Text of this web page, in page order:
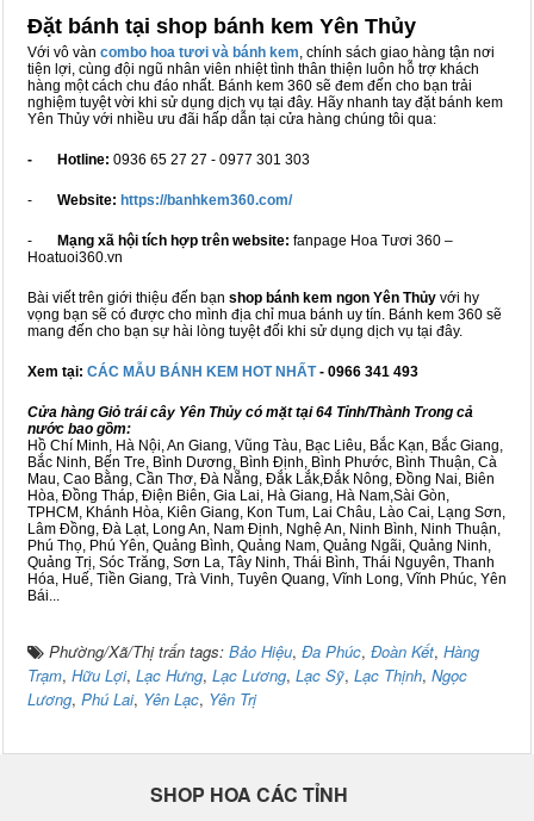
Đặt bánh tại shop bánh kem Yên Thủy
Với vô vàn combo hoa tươi và bánh kem, chính sách giao hàng tận nơi
tiện lợi, cùng đội ngũ nhân viên nhiệt tình thân thiện luôn hỗ trợ khách
hàng một cách chu đáo nhất. Bánh kem 360 sẽ đem đến cho bạn trải
nghiệm tuyệt vời khi sử dụng dịch vụ tại đây. Hãy nhanh tay đặt bánh kem
Yên Thủy với nhiều ưu đãi hấp dẫn tại cửa hàng chúng tôi qua:
- Hotline: 0936 65 27 27 - 0977 301 303
- Website: https://banhkem360.com/
- Mạng xã hội tích hợp trên website: fanpage Hoa Tươi 360 –
Hoatuoi360.vn
Bài viết trên giới thiệu đến bạn shop bánh kem ngon Yên Thủy với hy
vọng bạn sẽ có được cho mình địa chỉ mua bánh uy tín. Bánh kem 360 sẽ
mang đến cho bạn sự hài lòng tuyệt đối khi sử dụng dịch vụ tại đây.
Xem tại: CÁC MẪU BÁNH KEM HOT NHẤT- 0966 341 493
Cửa hàng Giỏ trái cây Yên Thủy có mặt tại 64 Tỉnh/Thành Trong cả
nước bao gồm:
Hồ Chí Minh, Hà Nội, An Giang, Vũng Tàu, Bạc Liêu, Bắc Kạn, Bắc Giang,
Bắc Ninh, Bến Tre, Bình Dương, Bình Định, Bình Phước, Bình Thuận, Cà
Mau, Cao Bằng, Cần Thơ, Đà Nẵng, Đắk Lắk,Đắk Nông, Đồng Nai, Biên
Hòa, Đồng Tháp, Điện Biên, Gia Lai, Hà Giang, Hà Nam,Sài Gòn,
TPHCM, Khánh Hòa, Kiên Giang, Kon Tum, Lai Châu, Lào Cai, Lạng Sơn,
Lâm Đồng, Đà Lạt, Long An, Nam Định, Nghệ An, Ninh Bình, Ninh Thuận,
Phú Thọ, Phú Yên, Quảng Bình, Quảng Nam, Quảng Ngãi, Quảng Ninh,
Quảng Trị, Sóc Trăng, Sơn La, Tây Ninh, Thái Bình, Thái Nguyên, Thanh
Hóa, Huế, Tiền Giang, Trà Vinh, Tuyên Quang, Vĩnh Long, Vĩnh Phúc, Yên
Bái...
Phường/Xã/Thị trấn tags: Bảo Hiệu, Đa Phúc, Đoàn Kết, Hàng
Trạm, Hữu Lợi, Lạc Hưng, Lạc Lương, Lạc Sỹ, Lạc Thịnh, Ngọc
Lương, Phú Lai, Yên Lạc, Yên Trị
SHOP HOA CÁC TỈNH